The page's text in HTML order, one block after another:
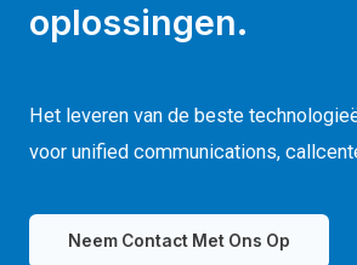
oplossingen.
Het leveren van de beste
voor unified communications,
Neem Contact Met Ons Op